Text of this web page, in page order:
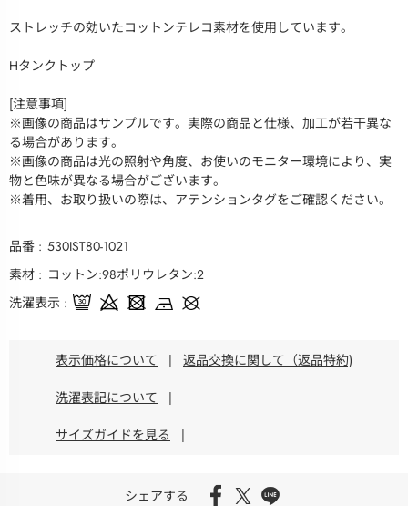
ストレッチの効いたコットンテレコ素材を使用しています。
Hタンクトップ
[注意事項]
※画像の商品はサンプルです。実際の商品と仕様、加工が若干異な
る場合があります。
※画像の商品は光の照射や角度、お使いのモニター環境により、実
物と色味が異なる場合がございます。
※着用、お取り扱いの際は、アテンションタグをご確認ください。
品番
530IST80-1021
素材
コットン:98ポリウレタン:2
洗濯表示
表示価格について | 返品交換に関して（返品特約)
洗濯表記について |
サイズガイドを見る |
シェアする